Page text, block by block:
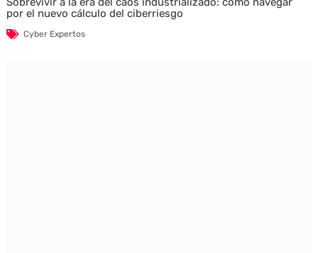
por el nuevo cálculo del ciberriesgo
Cyber Expertos